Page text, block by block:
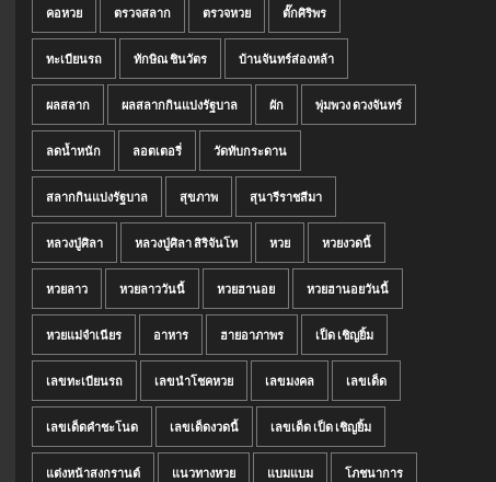
คอหวย ตรวจสลาก ตรวจหวย ตั๊กศิริพร
ทะเบียนรถ ทักษิณ ชินวัตร บ้านจันทร์ส่องหล้า
ผลสลาก ผลสลากกินแบ่งรัฐบาล ผัก พุ่มพวง ดวงจันทร์
ลดน้ำหนัก ลอตเตอรี่ วัดทับกระดาน
สลากกินแบ่งรัฐบาล สุขภาพ สุนารีราชสีมา
หลวงปู่ศิลา หลวงปู่ศิลา สิริจันโท หวย หวยงวดนี้
หวยลาว หวยลาววันนี้ หวยฮานอย หวยฮานอยวันนี้
หวยแม่จำเนียร อาหาร ฮายอาภาพร เป็ด เชิญยิ้ม
เลขทะเบียนรถ เลขนำโชคหวย เลขมงคล เลขเด็ด
เลขเด็ดคำชะโนด เลขเด็ดงวดนี้ เลขเด็ด เป็ด เชิญยิ้ม
แต่งหน้าสงกรานต์ แนวทางหวย แบมแบม โภชนาการ